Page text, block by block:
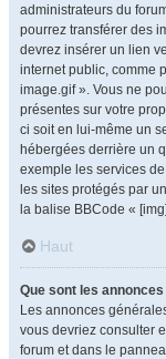
administrateurs du
pourrez transférer des
devrez insérer un lien
internet public, comme
image.gif ». Vous ne
présentes sur votre
ci soit en lui-même un
hébergées derrière un
exemple les services
les sites protégés par
la balise BBCode «
Haut
Que sont les
Les annonces
vous devriez consulter
forum et dans le